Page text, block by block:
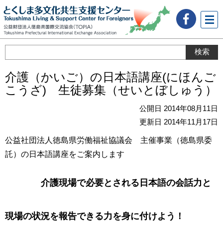
ュー
介護（かいご）の日本語講座(にほんご
こうざ) 生徒募集（せいとぼしゅう）
公開日 2014年08月11日
更新日 2014年11月17日
公益社団法人徳島県労働福祉協議会 主催事業（徳島県委
託）の日本語講座をご案内します
介護現場で必要とされる 日 本語の会話力 と
現場の状況を報告できる力を身に付けよう！